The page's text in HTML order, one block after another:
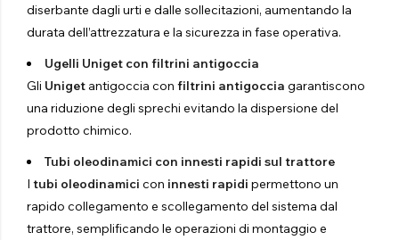
diserbante dagli urti e dalle sollecitazioni, aumentando la
durata dell’attrezzatura e la sicurezza in fase operativa.
Ugelli Uniget con filtrini antigoccia
Gli Uniget antigoccia con filtrini antigoccia garantiscono
una riduzione degli sprechi evitando la dispersione del
prodotto chimico.
Tubi oleodinamici con innesti rapidi sul trattore
I tubi oleodinamici con innesti rapidi permettono un
rapido collegamento e scollegamento del sistema dal
trattore, semplificando le operazioni di montaggio e